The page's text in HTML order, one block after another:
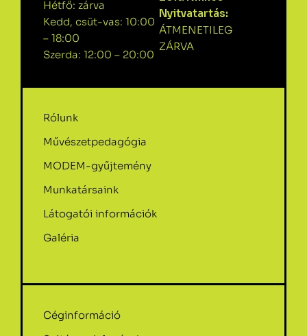
Hétfő: zárva
Kedd, csüt-vas: 10:00
– 18:00
Szerda: 12:00 – 20:00
Nyitvatartás:
ÁTMENETILEG
ZÁRVA
Rólunk
Művészetpedagógia
MODEM-gyűjtemény
Munkatársaink
Látogatói információk
Galéria
Céginformáció